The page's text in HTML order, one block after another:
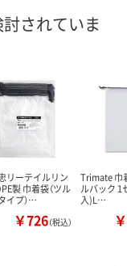
まで
ゴへ
されていま
リーテイルリン
製 巾着袋（ツル
イプ）…
￥726（税込）
Trimate 巾
ルバック 1
入)L…